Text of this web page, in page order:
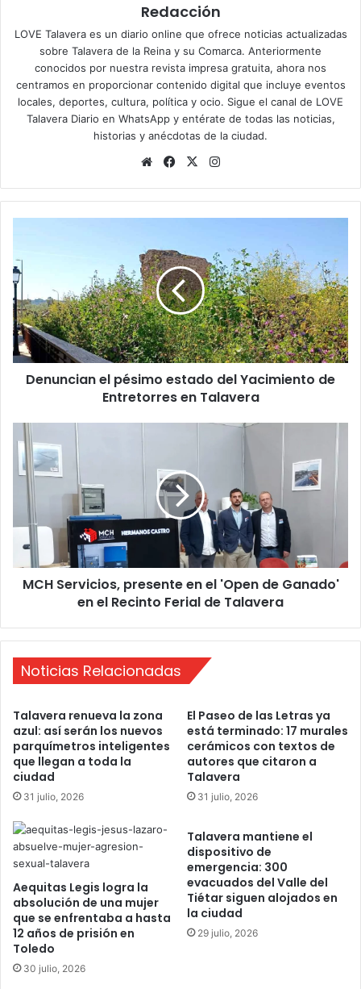
Redacción
LOVE Talavera es un diario online que ofrece noticias actualizadas
sobre Talavera de la Reina y su Comarca. Anteriormente
conocidos por nuestra revista impresa gratuita, ahora nos
centramos en proporcionar contenido digital que incluye eventos
locales, deportes, cultura, política y ocio. Sigue el canal de LOVE
Talavera Diario en WhatsAppy entérate de todas las noticias,
historias y anécdotas de la ciudad.
Siti
we
b
Fa
bo
ok
X
ra
m
n
u
c
i
a
n
m
s
a
e
a
i
m
i
e
n
t
o
d
e
E
n
t
r
e
t
o
Denuncian el pésimo estado del Yacimiento de
Entretorres en Talavera
C
c
e
e
n
t
e
n
e
l
'
O
p
e
n
d
e
G
MCH Servicios, presente en el 'Open de Ganado'
en el Recinto Ferial de Talavera
Noticias Relacionadas
Talavera renueva la zona
azul: así serán los nuevos
parquímetros inteligentes
que llegan a toda la
ciudad
31 julio, 2026
El Paseo de las Letras ya
está terminado: 17 murales
cerámicos con textos de
autores que citaron a
Talavera
31 julio, 2026
Aequitas Legis logra la
absolución de una mujer
que se enfrentaba a hasta
12 años de prisión en
Toledo
30 julio, 2026
Talavera mantiene el
dispositivo de
emergencia: 300
evacuados del Valle del
Tiétar siguen alojados en
la ciudad
29 julio, 2026